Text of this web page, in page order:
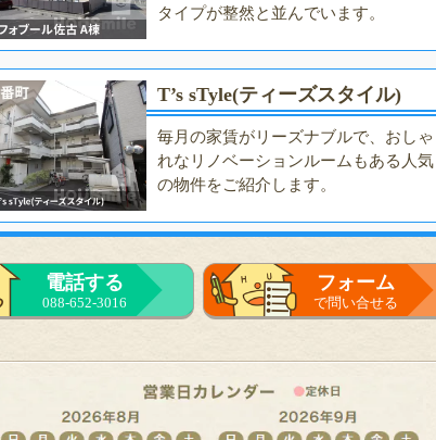
タイプが整然と並んでいます。
T’s sTyle(ティーズスタイル)
毎月の家賃がリーズナブルで、おしゃ
れなリノベーションルームもある人気
の物件をご紹介します。
電話する
088-652-3016
フォーム
で問い合せる